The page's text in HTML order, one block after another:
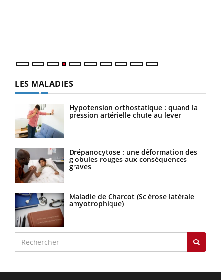
LES MALADIES
Hypotension orthostatique : quand la
pression artérielle chute au lever
Drépanocytose : une déformation des
globules rouges aux conséquences
graves
Maladie de Charcot (Sclérose latérale
amyotrophique)